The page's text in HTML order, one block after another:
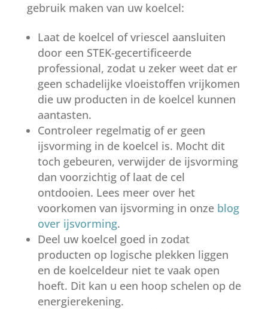
gebruik maken van uw koelcel:
Laat de koelcel of vriescel aansluiten
door een STEK-gecertificeerde
professional, zodat u zeker weet dat er
geen schadelijke vloeistoffen vrijkomen
die uw producten in de koelcel kunnen
aantasten.
Controleer regelmatig of er geen
ijsvorming in de koelcel is. Mocht dit
toch gebeuren, verwijder de ijsvorming
dan voorzichtig of laat de cel
ontdooien. Lees meer over het
voorkomen van ijsvorming in onze blog
over ijsvorming.
Deel uw koelcel goed in zodat
producten op logische plekken liggen
en de koelceldeur niet te vaak open
hoeft. Dit kan u een hoop schelen op de
energierekening.